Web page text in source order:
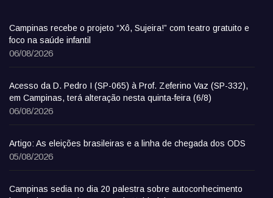
Campinas recebe o projeto “Xô, Sujeira!” com teatro gratuito e
foco na saúde infantil
06/08/2026
Acesso da D. Pedro I (SP-065) à Prof. Zeferino Vaz (SP-332),
em Campinas, terá alteração nesta quinta-feira (6/8)
06/08/2026
Artigo: As eleições brasileiras e a linha de chegada dos ODS
05/08/2026
Campinas sedia no dia 20 palestra sobre autoconhecimento